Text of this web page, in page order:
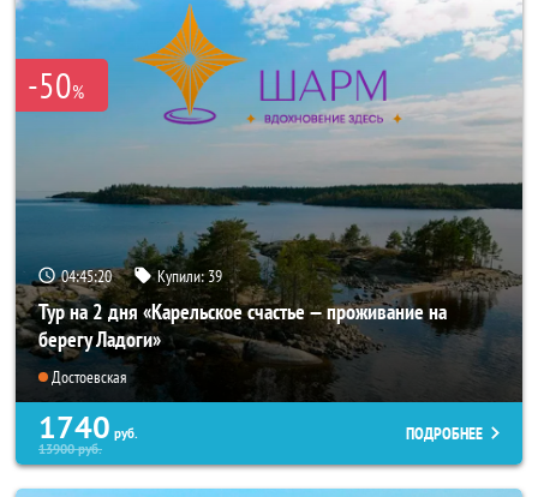
-50%
04:45:18 Купили:39
Тур на 2 дня «Карельское счастье — проживание на
берегу Ладоги»
Достоевская
1740 руб.
13900руб.
ПОДРОБНЕЕ